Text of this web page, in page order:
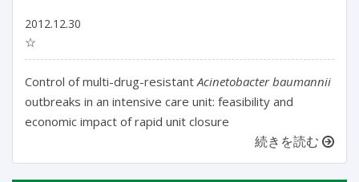
2012.12.30
☆
Control of multi-drug-resistantAcinetobacter baumannii
outbreaks in an intensive care unit: feasibility and
economic impact of rapid unit closure
続きを読む